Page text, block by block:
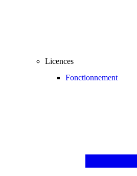
Licences
Fonctionnement